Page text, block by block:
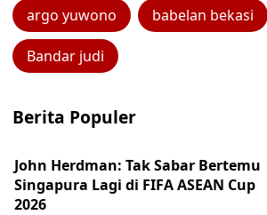
argo yuwono babelan bekasi
Bandar judi
Berita Populer
John Herdman: Tak Sabar Bertemu
Singapura Lagi di FIFA ASEAN Cup
2026